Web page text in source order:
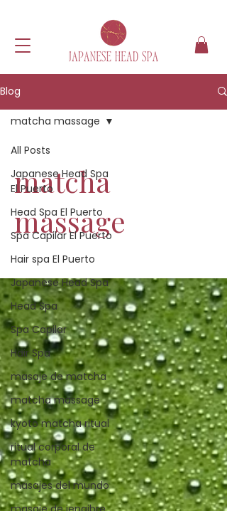
Blog
All Posts
Japanese Head Spa
El Puerto
Head Spa El Puerto
Spa Capilar El Puerto
Hair spa El Puerto
Japanese Head Spa
Head Spa
Spa Capilar
Hair Spa
masaje de matcha
matcha massage
kyoto matcha ritual
ritual corporal de
matcha
masajes del mundo
matcha massage
matcha
massage